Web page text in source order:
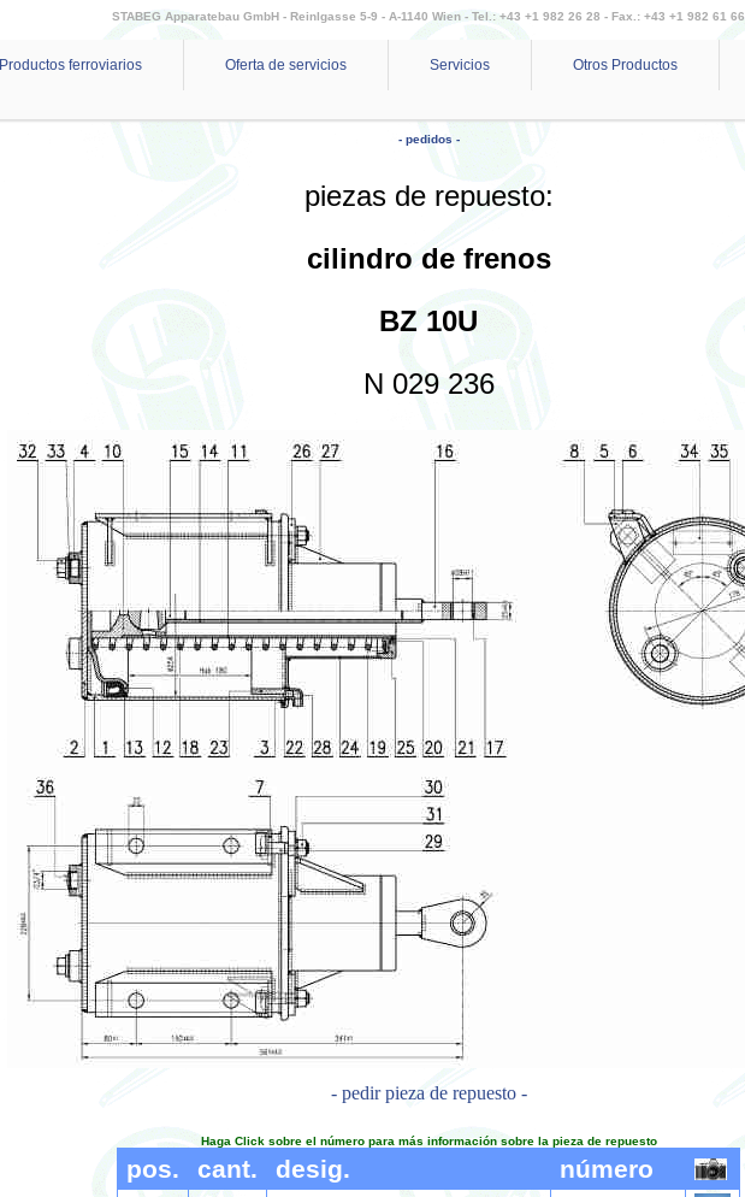
STABEG Apparatebau GmbH - Reinlgasse 5-9 - A-1140 Wien - Tel.: +43 +1 982 26 28 - Fax.: +43 +1 982 61 66
Productos ferroviarios Oferta de servicios Servicios
Otros Productos
- pedidos -
piezas de repuesto:
cilindro de frenos
BZ 10U
N 029 236
- pedir pieza de repuesto -
Haga Click sobre el número para más información sobre la pieza de repuesto
pos. cant. desig. número